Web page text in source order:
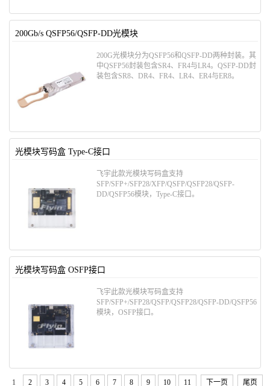
200Gb/s QSFP56/QSFP-DD光模块
200G光模块分为QSFP56和QSFP-DD两种封装。其
中QSFP56封装包含SR4、FR4与LR4。QSFP-DD封
装包含SR8、DR4、FR4、LR4、ER4与ER8。
光模块写码盒 Type-C接口
飞宇此款光模块写码盒支持
SFP/SFP+/SFP28/XFP/QSFP/QSFP28/QSFP-
DD/QSFP56模块，Type-C接口。
光模块写码盒 OSFP接口
飞宇此款光模块写码盒支持
SFP/SFP+/SFP28/QSFP/QSFP28/QSFP-DD/QSFP56
模块，OSFP接口。
1 2 3 4 5 6 7 8 9 10 11 下一页 尾页